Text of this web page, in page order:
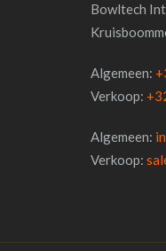
Bowltech
Algemeen:
Verkoop:
Algemeen:
Verkoop: